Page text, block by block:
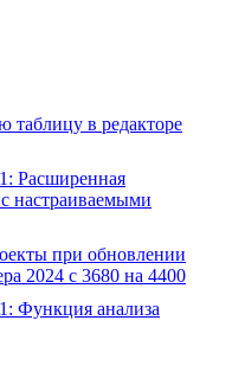
таблицу в редакторе
Расширенная
с настраиваемыми
при обновлении
2024 с 3680 на 4400
Функция анализа